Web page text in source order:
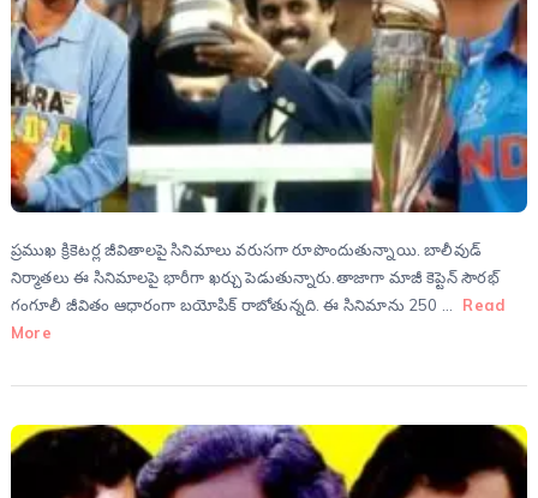
ప్రముఖ క్రికెటర్ల జీవితాలపై సినిమాలు వరుసగా రూపొందుతున్నాయి. బాలీవుడ్
నిర్మాతలు ఈ సినిమాలపై భారీగా ఖర్చు పెడుతున్నారు.తాజాగా మాజీ కెప్టెన్ సౌరభ్
గంగూలీ జీవితం ఆధారంగా బయోపిక్ రాబోతున్నది. ఈ సినిమాను 250 …
Read
More